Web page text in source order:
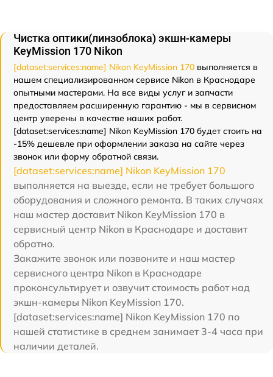
Чистка оптики(линзоблока) экшн-камеры
KeyMission 170 Nikon
[dataset:services:name] Nikon KeyMission 170 выполняется в
нашем специализированном сервисе Nikon в Краснодаре
опытными мастерами. На все виды услуг и запчасти
предоставляем расширенную гарантию - мы в сервисном
центр уверены в качестве наших работ.
[dataset:services:name] Nikon KeyMission 170 будет стоить на
-15% дешевле при оформлении заказа на сайте через
звонок или форму обратной связи.
[dataset:services:name] Nikon KeyMission 170
выполняется на выезде, если не требует большого
оборудования и сложного ремонта. В таких случаях
наш мастер доставит Nikon KeyMission 170 в
сервисный центр Nikon в Краснодаре и доставит
обратно.
Закажите звонок или позвоните и наш мастер
сервисного центра Nikon в Краснодаре
проконсультирует и озвучит стоимость работ над
экшн-камеры Nikon KeyMission 170.
[dataset:services:name] Nikon KeyMission 170 по
нашей статистике в среднем занимает 3-4 часа при
наличии деталей.